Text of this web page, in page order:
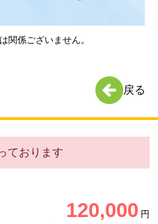
関係ございません。
戻る
ております
120,000 円